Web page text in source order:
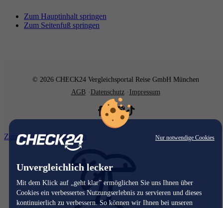
Nur notwendige Cookies
Unvergleichlich lecker
Mit dem Klick auf „geht klar” ermöglichen Sie uns Ihnen über
Cookies ein verbessertes Nutzungserlebnis zu servieren und dieses
kontinuierlich zu verbessern. So können wir Ihnen bei unseren
Zum Hauptinhalt springen
Zum Seitenfuß springen
© 2026 CHECK24 Vergleichsportal Reise GmbH München
AGB
Datenschutz Impressum
Zum Hauptinhalt springen